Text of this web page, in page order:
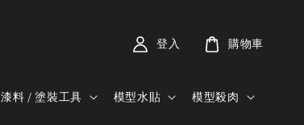
漆料 / 塗裝工具 模型水貼 模型殺肉
登入 購物車